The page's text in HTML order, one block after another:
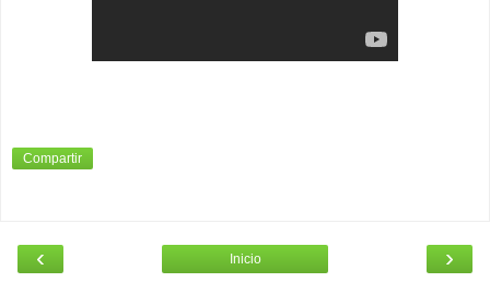
Compartir
‹ ›
Inicio